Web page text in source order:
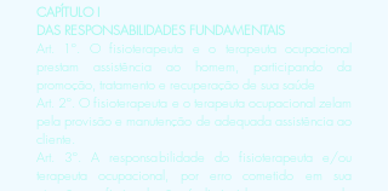
CAPÍTULO I
DAS RESPONSABILIDADES FUNDAMENTAIS
Art. 1º. O fisioterapeuta e o terapeuta ocupacional
prestam assistência ao homem, participando da
promoção, tratamento e recuperação de sua saúde
Art. 2º. O fisioterapeuta e o terapeuta ocupacional zelam
pela provisão e manutenção de adequada assistência ao
cliente.
Art. 3º. A responsabilidade do fisioterapeuta e/ou
terapeuta ocupacional, por erro cometido em sua